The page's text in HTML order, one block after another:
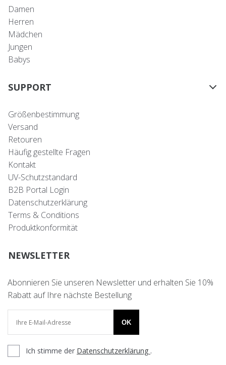
Damen
Herren
Mädchen
Jungen
Babys
SUPPORT
Größenbestimmung
Versand
Retouren
Häufig gestellte Fragen
Kontakt
UV-Schutzstandard
B2B Portal Login
Datenschutzerklärung
Terms & Conditions
Produktkonformität
NEWSLETTER
Abonnieren Sie unseren Newsletter und erhalten Sie 10%
Rabatt auf Ihre nächste Bestellung
OK
Ich stimme der Datenschutzerklärung .